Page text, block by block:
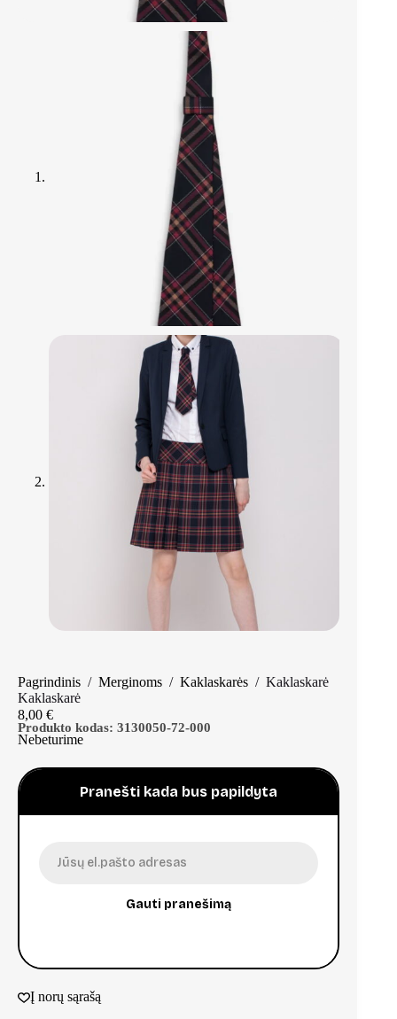
Pagrindinis / Merginoms / Kaklaskarės / Kaklaskarė
Kaklaskarė
Produkto kodas: 3130050-72-000
8,00 €
Nebeturime
Pranešti kada bus papildyta
Gauti pranešimą
Į norų sąrašą